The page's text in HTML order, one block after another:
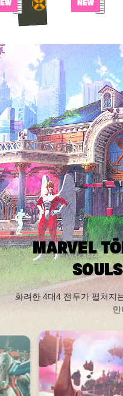
NEW
MARVEL
화려한 4대4 전투가 펼쳐지
만